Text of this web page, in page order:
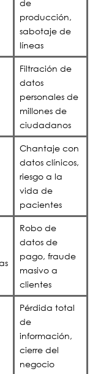
de
producción,
sabotaje de
líneas
Filtración de
datos
personales de
millones de
ciudadanos
Chantaje con
datos clínicos,
riesgo a la
vida de
pacientes
Robo de
datos de
pago, fraude
masivo a
clientes
Pérdida total
de
información,
cierre del
negocio